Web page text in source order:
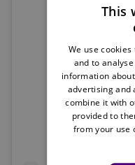
Voir cette
This
We use
and to
information
advertising and
combine it with
provided to
from your use